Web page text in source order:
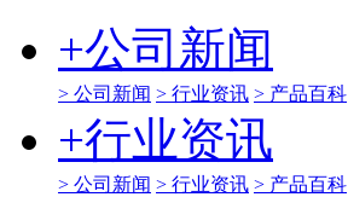
+公司新闻
> 公司新闻 > 行业资讯 > 产品百科
+行业资讯
> 公司新闻 > 行业资讯 > 产品百科